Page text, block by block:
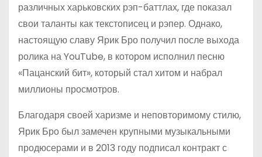
различных харьковских рэп-баттлах, где показал
свои таланты как текстописец и рэпер. Однако,
настоящую славу Ярик Бро получил после выхода
ролика на YouTube, в котором исполнил песню
«Пацанский бит», который стал хитом и набрал
миллионы просмотров.
Благодаря своей харизме и неповторимому стилю,
Ярик Бро был замечен крупными музыкальными
продюсерами и в 2013 году подписал контракт с